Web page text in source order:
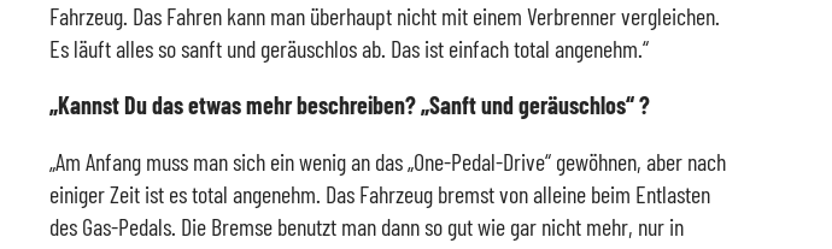
Fahrzeug. Das Fahren kann man überhaupt nicht mit einem Verbrenner vergleichen.
Es läuft alles so sanft und geräuschlos ab. Das ist einfach total angenehm.“
„Kannst Du das etwas mehr beschreiben? „Sanft und geräuschlos“ ?
„Am Anfang muss man sich ein wenig an das „One-Pedal-Drive“ gewöhnen, aber nach
einiger Zeit ist es total angenehm. Das Fahrzeug bremst von alleine beim Entlasten
des Gas-Pedals. Die Bremse benutzt man dann so gut wie gar nicht mehr, nur in